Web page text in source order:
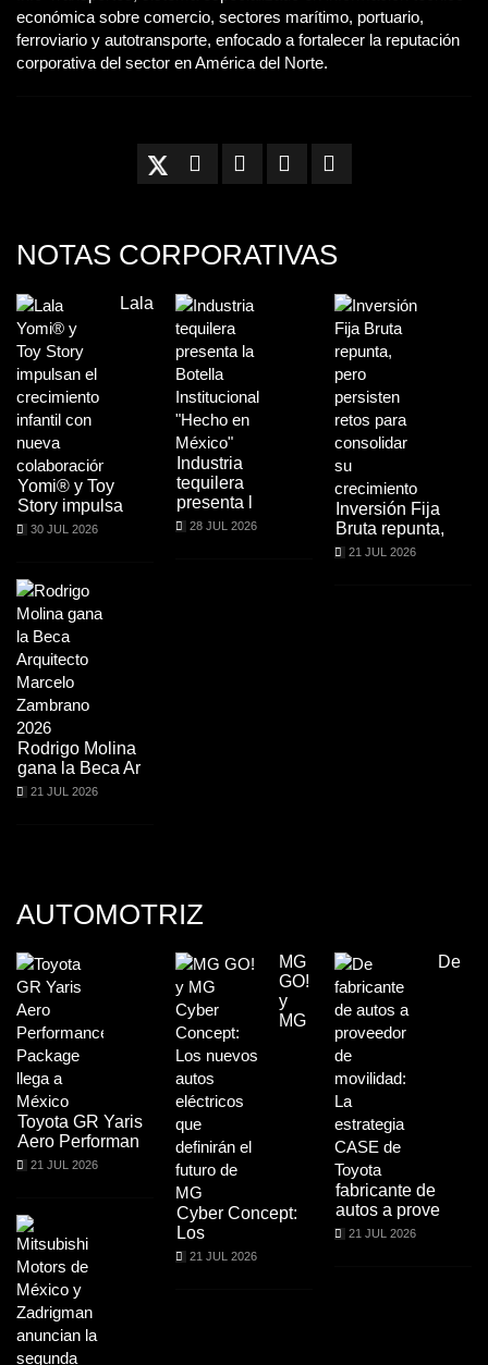
económica sobre comercio, sectores marítimo, portuario,
ferroviario y autotransporte, enfocado a fortalecer la reputación
corporativa del sector en América del Norte.
NOTAS CORPORATIVAS
Lala
Yomi® y Toy
Story impulsa
30 JUL 2026
Rodrigo Molina
gana la Beca Ar
21 JUL 2026
Industria
tequilera
presenta l
28 JUL 2026
Inversión Fija
Bruta repunta,
21 JUL 2026
AUTOMOTRIZ
Toyota GR Yaris
Aero Performan
21 JUL 2026
MG
GO!
y
MG
Cyber Concept:
Los
21 JUL 2026
De
fabricante de
autos a prove
21 JUL 2026